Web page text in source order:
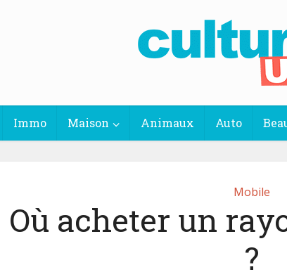
Immo Maison Animaux Auto
Mobile
Où acheter un
?